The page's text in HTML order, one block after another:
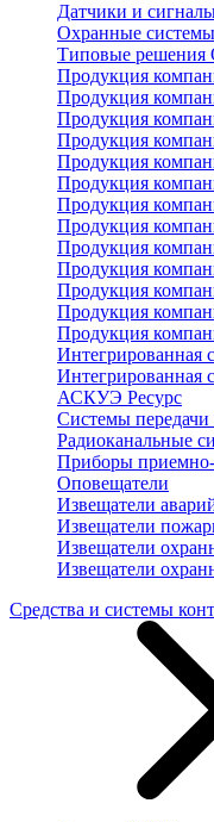
Датчики и
Охранные системы
Типовые
Продукция
Продукция
Продукция
Продукция
Продукция
Продукция
Продукция
Продукция
Продукция
Продукция
Продукция
Продукция
Продукция
Интегрированная
АСКУЭ Ресурс
Системы
Радиоканальные
Приборы
Оповещатели
Извещатели
Извещатели
Извещатели
Извещатели
Средства и системы